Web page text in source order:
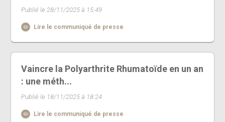
Publié le 28/11/2025 à 15:49
Lire le communiqué de presse
Vaincre la Polyarthrite Rhumatoïde en un an
: une méth...
Publié le 18/11/2025 à 18:24
Lire le communiqué de presse